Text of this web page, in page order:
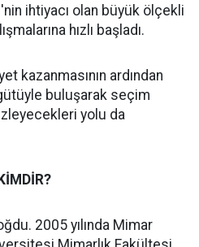
ihtiyacı olan büyük ölçekli
hızlı başladı.
kazanmasının ardından
buluşarak seçim
yolu da
2005 yılında Mimar